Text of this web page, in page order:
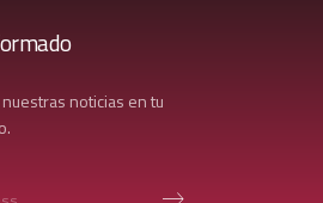
noticias en tu